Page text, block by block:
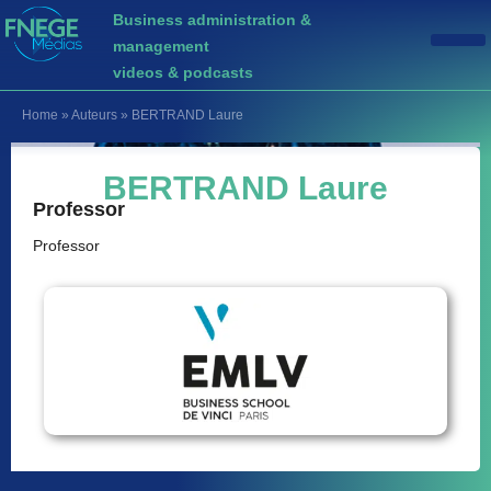
Business administration &
management
videos & podcasts
Home » Auteurs » BERTRAND Laure
BERTRAND Laure
Professor
Professor